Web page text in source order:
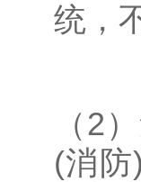
统，
（2
(消